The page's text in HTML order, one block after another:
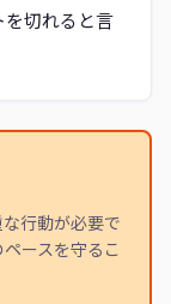
切れると言
行動が必要で
ースを守るこ